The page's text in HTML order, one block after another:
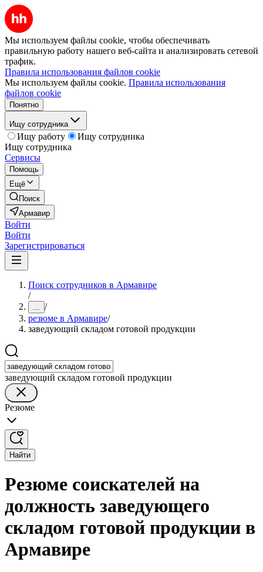
Мы используем файлы cookie, чтобы обеспечивать
правильную работу нашего веб-сайта и анализировать сетевой
трафик.
Правила использования файлов cookie
Мы используем файлы cookie. Правила использования
файлов cookie
Понятно
Ищу сотрудника
Ищу работу
Ищу сотрудника
Ищу сотрудника
Сервисы
Помощь
Ещё
Поиск
Армавир
Войти
Войти
Зарегистрироваться
Поиск сотрудников в Армавире
/
... /
резюме в Армавире/
заведующий складом готовой продукции
заведующий складом готовой продукции
Резюме
Найти
Резюме соискателей на
должность заведующего
складом готовой продукции в
Армавире